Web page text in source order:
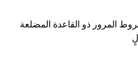
الإضاءة، مما يقلل بشكل كبير من